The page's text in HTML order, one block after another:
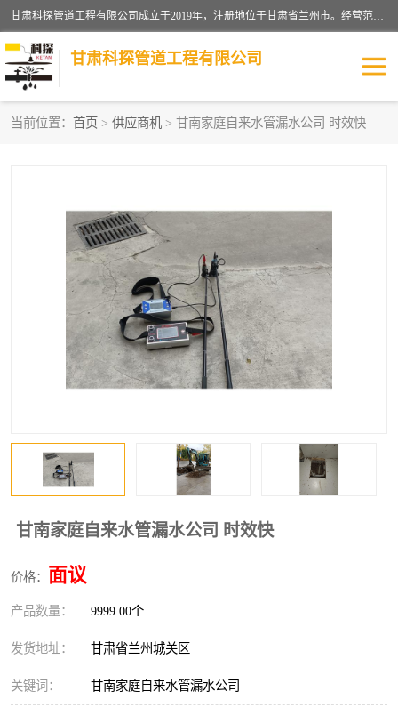
甘肃科探管道工程有限公司成立于2019年，注册地位于甘肃省兰州市。经营范围包括管道安装、清洗、疏通、维修、检测，防水工程，工程钻孔，化粪池清理，暖气安装，给排水管道安装维修，室内外管道如消防、供水、供热管道漏水检测定位，室内外防水堵漏等。
甘肃科探管道工程有限公司
当前位置： 首页 > 供应商机 > 甘南家庭自来水管漏水公司 时效快
甘南家庭自来水管漏水公司 时效快
价格： 面议
产品数量： 9999.00个
发货地址： 甘肃省兰州城关区
关键词： 甘南家庭自来水管漏水公司
供热管道漏水
自来水管漏水 管道疏通
高压车疏通清淤